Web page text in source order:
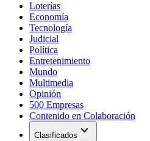
Loterías
Economía
Tecnología
Judicial
Política
Entretenimiento
Mundo
Multimedia
Opinión
500 Empresas
Contenido en Colaboración
Clasificados expand_more